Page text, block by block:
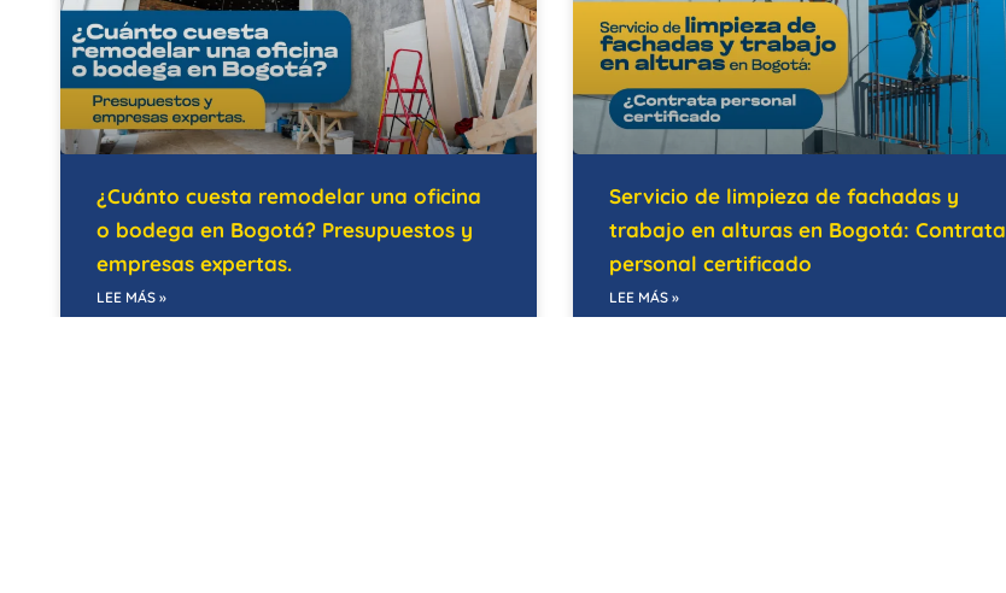
¿Cuánto cuesta remodelar una oficina
o bodega en Bogotá? Presupuestos y
empresas expertas.
LEE MÁS »
Servicio de limpieza de fachadas y
trabajo en alturas en Bogotá: Contrata
personal certificado
LEE MÁS »